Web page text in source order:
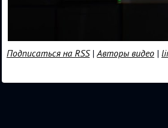
Подписаться на RSS|Авторы видео |